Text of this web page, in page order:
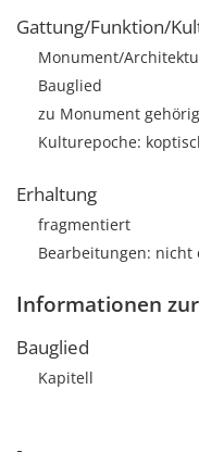
Gattung/Funktion/
Monument/
Bauglied
zu Monument
Kulturepoche:
Erhaltung
fragmentiert
Bearbeitungen: nicht
Informationen
Bauglied
Kapitell